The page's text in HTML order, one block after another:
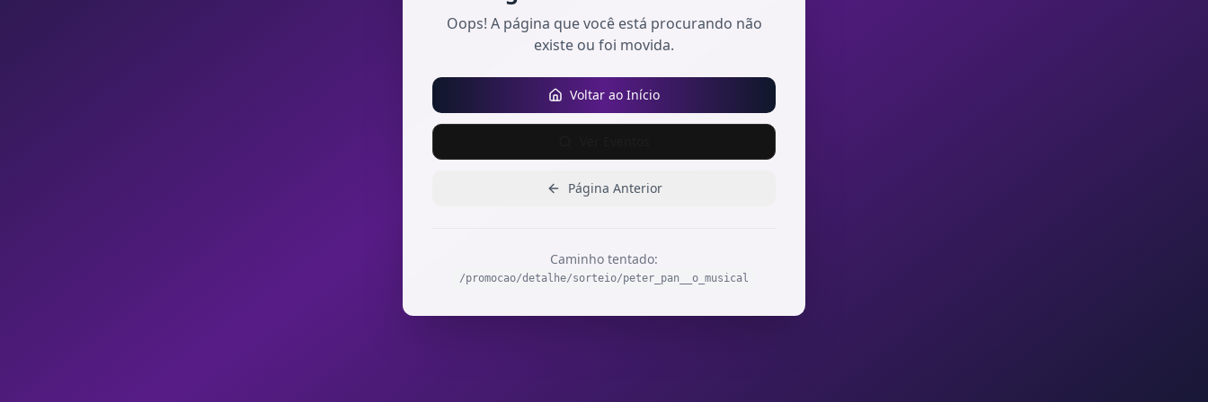
Oops! A página que você está procurando não
existe ou foi movida.
Voltar ao Início
Página Anterior
Caminho tentado:
/promocao/detalhe/sorteio/peter_pan__o_musical